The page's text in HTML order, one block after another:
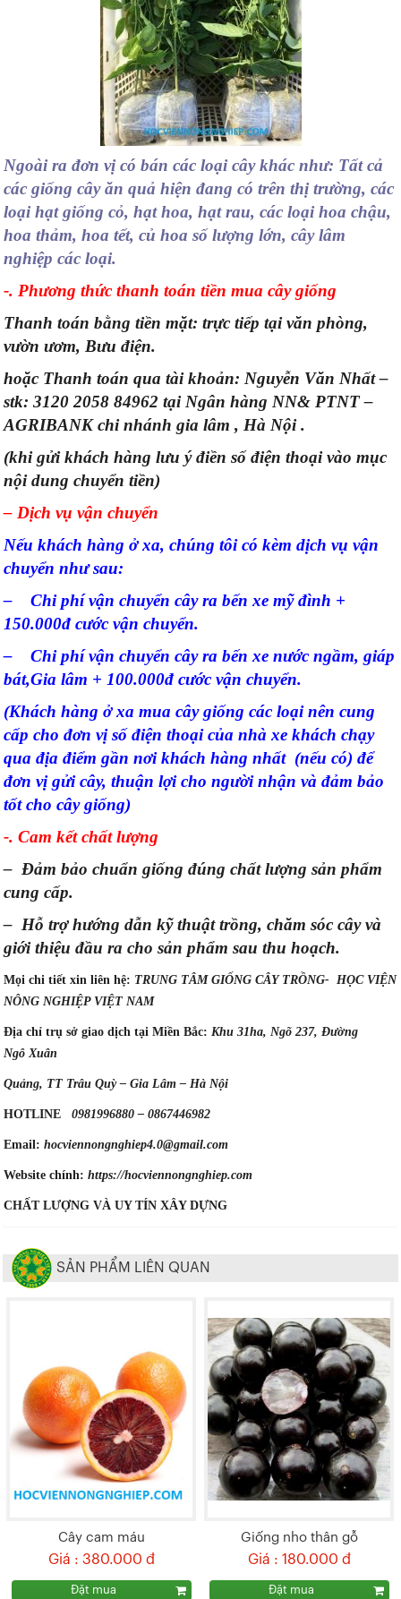
Ngoài ra đơn vị có bán các loại cây khác như: Tất cả
các giống cây ăn quả hiện đang có trên thị trường, các
loại hạt giống cỏ, hạt hoa, hạt rau, các loại hoa chậu,
hoa thảm, hoa tết, củ hoa số lượng lớn, cây lâm
nghiệp các loại.
-. Phương thức thanh toán tiền mua cây giống
Thanh toán bằng tiền mặt: trực tiếp tại văn phòng,
vườn ươm, Bưu điện.
hoặc Thanh toán qua tài khoản: Nguyễn Văn Nhất –
stk: 3120 2058 84962 tại Ngân hàng NN& PTNT –
AGRIBANK chi nhánh gia lâm , Hà Nội .
(khi gửi khách hàng lưu ý điền số điện thoại vào mục
nội dung chuyển tiền)
– Dịch vụ vận chuyển
Nếu khách hàng ở xa, chúng tôi có kèm dịch vụ vận
chuyển như sau:
– Chi phí vận chuyển cây ra bến xe mỹ đình +
150.000đ cước vận chuyển.
– Chi phí vận chuyển cây ra bến xe nước ngầm, giáp
bát,Gia lâm + 100.000đ cước vận chuyển.
(Khách hàng ở xa mua cây giống các loại nên cung
cấp cho đơn vị số điện thoại của nhà xe khách chạy
qua địa điểm gần nơi khách hàng nhất (nếu có) để
đơn vị gửi cây, thuận lợi cho người nhận và đảm bảo
tốt cho cây giống)
-. Cam kết chất lượng
– Đảm bảo chuẩn giống đúng chất lượng sản phẩm
cung cấp.
– Hỗ trợ hướng dẫn kỹ thuật trồng, chăm sóc cây và
giới thiệu đầu ra cho sản phẩm sau thu hoạch.
Mọi chi tiết xin liên hệ: TRUNG TÂM GIỐNG CÂY TRỒNG- HỌC VIỆN
NÔNG NGHIỆP VIỆT NAM
Địa chỉ trụ sở giao dịch tại Miền Bắc: Khu 31ha, Ngõ 237, Đường
Ngô Xuân
Quảng, TT Trâu Quỳ – Gia Lâm – Hà Nội
HOTLINE 0981996880 – 0867446982
Email: hocviennongnghiep4.0@gmail.com
Website chính: https://hocviennongnghiep.com
CHẤT LƯỢNG VÀ UY TÍN XÂY DỰNG
SẢN PHẨM LIÊN QUAN
Cây cam máu
Giá : 380.000 đ
Đặt mua
Giống nho thân gỗ
Giá : 180.000 đ
Đặt mua